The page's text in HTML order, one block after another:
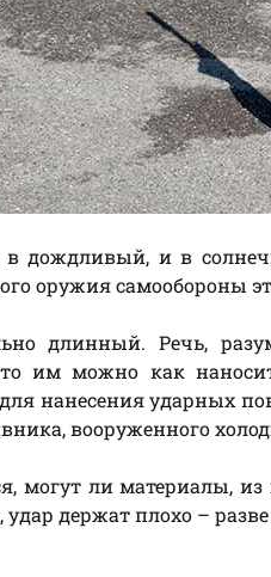
дождливый, и в
оружия самообороны
длинный. Речь,
им можно как
нанесения ударных
вооруженного
могут ли материалы,
удар держат плохо –